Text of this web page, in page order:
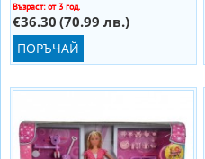
Възраст: от 3 год.
€36.30 (70.99 лв.)
ПОРЪЧАЙ